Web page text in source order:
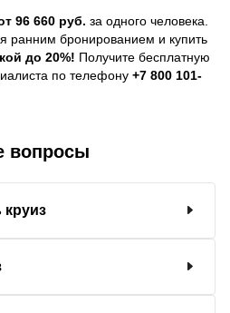
96 660 руб. за одного человека.
ранним бронированием и купить
до 20%! Получите бесплатную
по телефону +7 800 101-
вопросы
круиз